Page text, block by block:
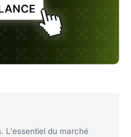
L'essentiel du marché